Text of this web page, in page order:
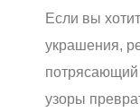
Если вы
украшения,
потрясающий
узоры